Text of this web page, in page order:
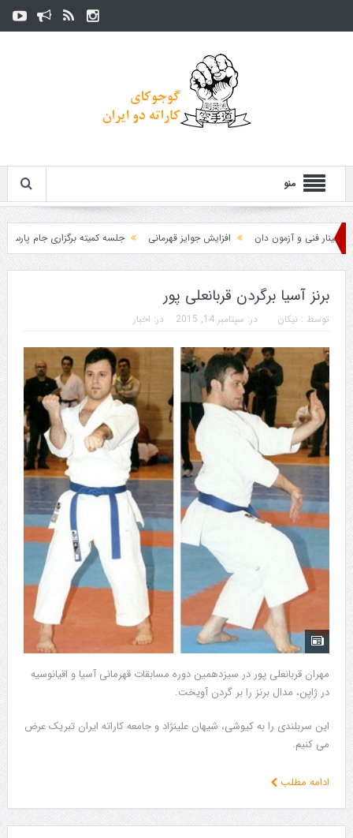
منو
فنی و آزمون دان افزایش جوایز قهرمانی جلسه کمیته برگزاری جام پارس
برنز آسیا برگردن قربانعلی پور
توسط : نیکان در: سپتامبر 14, 2015 در: اخبار
مهران قربانعلی پور در سیزدهمین دوره مسابقات قهرمانی آسیا و اقیانوسیه
در ژاپن، مدال برنز را بر گردن آویخت.
این سربلندی را به کیوشی، شیهان علینژاد و جامعه کاراته ایران تبریک عرض
می کنیم.
ادامه مطلب